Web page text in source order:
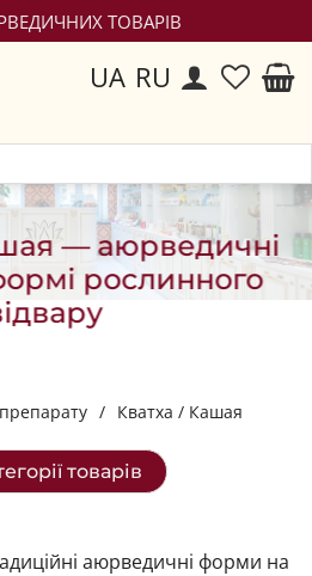
ТОВАРІВ
UA RU
— аюрведичні
рослинного
/ Кватха / Кашая
товарів
аюрведичні форми на